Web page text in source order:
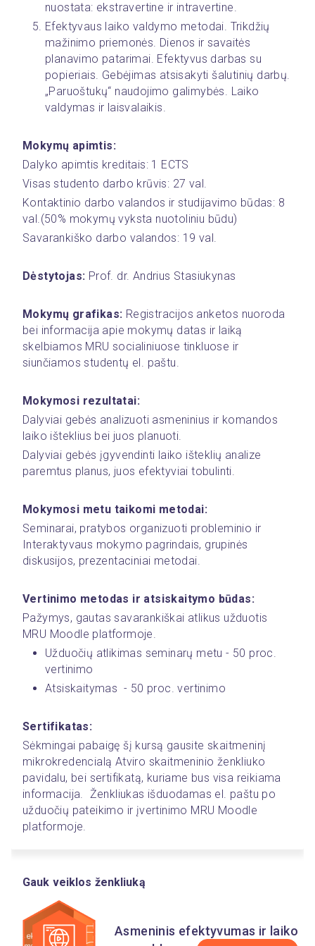
nuostata: ekstravertine ir intravertine.
Efektyvaus laiko valdymo metodai. Trikdžių
mažinimo priemonės. Dienos ir savaitės
planavimo patarimai. Efektyvus darbas su
popieriais. Gebėjimas atsisakyti šalutinių darbų.
„Paruoštukų“ naudojimo galimybės. Laiko
valdymas ir laisvalaikis.
Mokymų apimtis:
Dalyko apimtis kreditais: 1 ECTS
Visas studento darbo krūvis: 27 val.
Kontaktinio darbo valandos ir studijavimo būdas: 8
val.(50% mokymų vyksta nuotoliniu būdu)
Savarankiško darbo valandos: 19 val.
Dėstytojas: Prof. dr. Andrius Stasiukynas
Mokymų grafikas: Registracijos anketos nuoroda
bei informacija apie mokymų datas ir laiką
skelbiamos MRU socialiniuose tinkluose ir
siunčiamos studentų el. paštu.
Mokymosi rezultatai:
Dalyviai gebės analizuoti asmeninius ir komandos
laiko išteklius bei juos planuoti.
Dalyviai gebės įgyvendinti laiko išteklių analize
paremtus planus, juos efektyviai tobulinti.
Mokymosi metu taikomi metodai:
Seminarai, pratybos organizuoti probleminio ir
Interaktyvaus mokymo pagrindais, grupinės
diskusijos, prezentaciniai metodai.
Vertinimo metodas ir atsiskaitymo būdas:
Pažymys, gautas savarankiškai atlikus užduotis
MRU Moodle platformoje.
Užduočių atlikimas seminarų metu - 50 proc.
vertinimo
Atsiskaitymas  - 50 proc. vertinimo
Sertifikatas:
Sėkmingai pabaigę šį kursą gausite skaitmeninį
mikrokredencialą Atviro skaitmeninio ženkliuko
pavidalu, bei sertifikatą, kuriame bus visa reikiama
informacija.  Ženkliukas išduodamas el. paštu po
užduočių pateikimo ir įvertinimo MRU Moodle
platformoje.
Gauk veiklos ženkliuką
Asmeninis efektyvumas ir laiko